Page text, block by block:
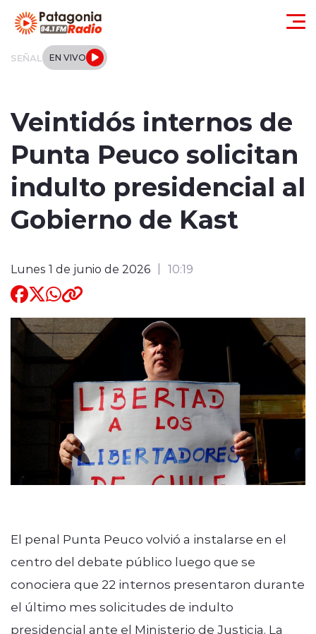
SEÑAL EN VIVO
Tendencias
Deportes
Entrevistas
Quienes Somos
modo claro
Veintidós internos de
Punta Peuco solicitan
indulto presidencial al
Gobierno de Kast
Lunes 1 de junio de 2026 10:19
El penal Punta Peuco volvió a instalarse en el
centro del debate público luego que se
conociera que 22 internos presentaron durante
el último mes solicitudes de indulto
presidencial ante el Ministerio de Justicia. La